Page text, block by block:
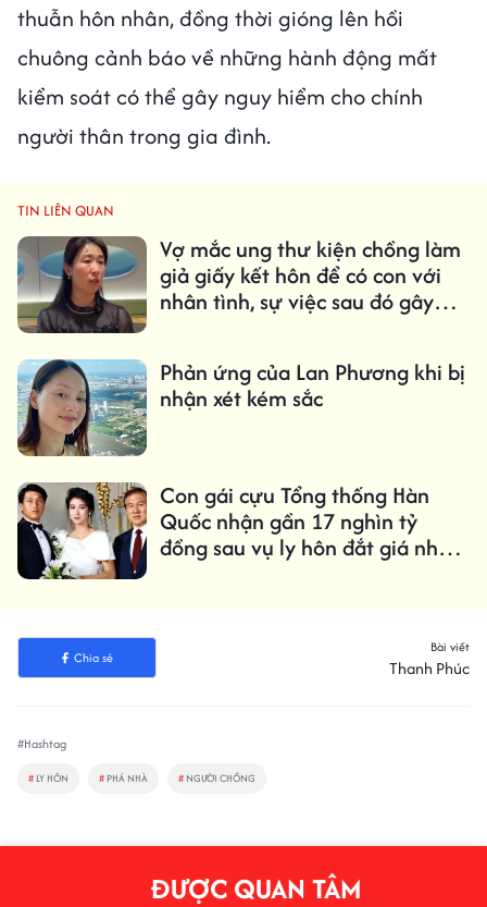
thuẫn hôn nhân, đồng thời gióng lên hồi
chuông cảnh báo về những hành động mất
kiểm soát có thể gây nguy hiểm cho chính
người thân trong gia đình.
TIN LIÊN QUAN
Vợ mắc ung thư kiện chồng làm
giả giấy kết hôn để có con với
nhân tình, sự việc sau đó gây
Phản ứng của Lan Phương khi bị
nhận xét kém sắc
Con gái cựu Tổng thống Hàn
Quốc nhận gần 17 nghìn tỷ
đồng sau vụ ly hôn đắt giá nhất
Chia sẻ
Bài viết
Thanh Phúc
#Hashtag
# LY HÔN # PHÁ NHÀ # NGƯỜI CHỒNG
ĐƯỢC QUAN TÂM